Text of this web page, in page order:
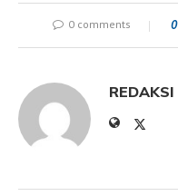
0 comments 0
REDAKSI